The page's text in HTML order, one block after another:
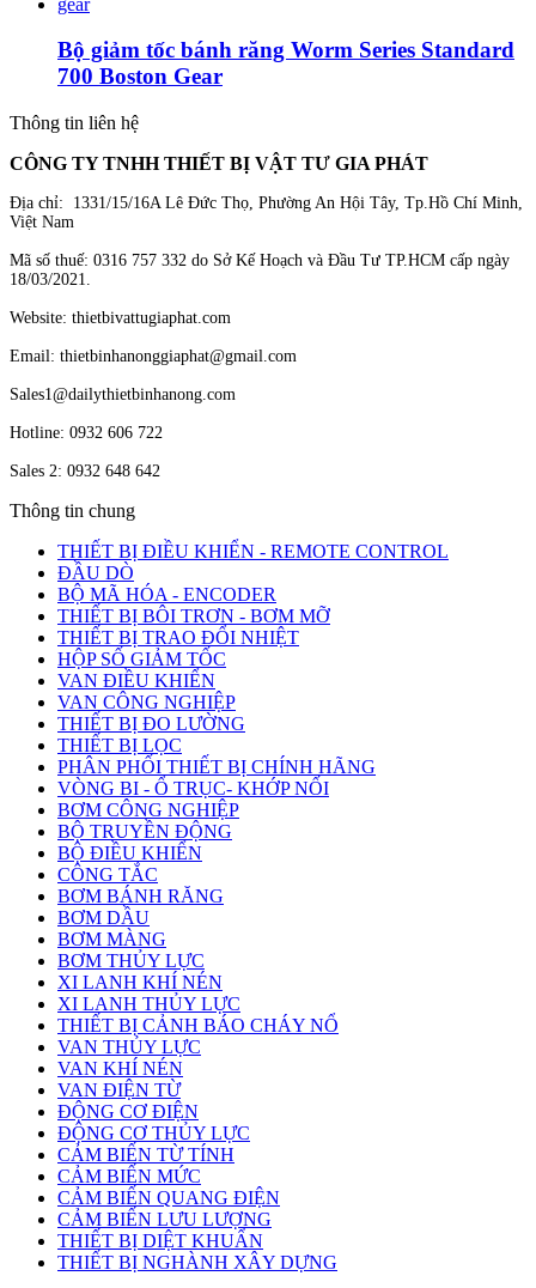
Bộ giảm tốc bánh răng Worm Series Standard
700 Boston Gear
Thông tin liên hệ
CÔNG TY TNHH THIẾT BỊ VẬT TƯ GIA PHÁT
Địa chỉ: 1331/15/16A Lê Đức Thọ, Phường An Hội Tây, Tp.Hồ Chí Minh,
Việt Nam
Mã số thuế: 0316 757 332 do Sở Kế Hoạch và Đầu Tư TP.HCM cấp ngày
18/03/2021.
Website: thietbivattugiaphat.com
Email: thietbinhanonggiaphat@gmail.com
Sales1@dailythietbinhanong.com
Hotline: 0932 606 722
Sales 2: 0932 648 642
Thông tin chung
THIẾT BỊ ĐIỀU KHIỂN - REMOTE CONTROL
ĐẦU DÒ
BỘ MÃ HÓA - ENCODER
THIẾT BỊ BÔI TRƠN - BƠM MỠ
THIẾT BỊ TRAO ĐỔI NHIỆT
HỘP SỐ GIẢM TỐC
VAN ĐIỀU KHIỂN
VAN CÔNG NGHIỆP
THIẾT BỊ ĐO LƯỜNG
THIẾT BỊ LỌC
PHÂN PHỐI THIẾT BỊ CHÍNH HÃNG
VÒNG BI - Ổ TRỤC- KHỚP NỐI
BƠM CÔNG NGHIỆP
BỘ TRUYỀN ĐỘNG
BỘ ĐIỀU KHIỂN
CÔNG TẮC
BƠM BÁNH RĂNG
BƠM DẦU
BƠM MÀNG
BƠM THỦY LỰC
XI LANH KHÍ NÉN
XI LANH THỦY LỰC
THIẾT BỊ CẢNH BÁO CHÁY NỔ
VAN THỦY LỰC
VAN KHÍ NÉN
VAN ĐIỆN TỪ
ĐỘNG CƠ ĐIỆN
ĐỘNG CƠ THỦY LỰC
CẢM BIẾN TỪ TÍNH
CẢM BIẾN MỨC
CẢM BIẾN QUANG ĐIỆN
CẢM BIẾN LƯU LƯỢNG
THIẾT BỊ DIỆT KHUẨN
THIẾT BỊ NGHÀNH XÂY DỰNG